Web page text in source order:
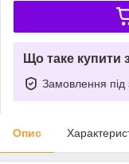
Що таке купити
Замовлення під
Опис